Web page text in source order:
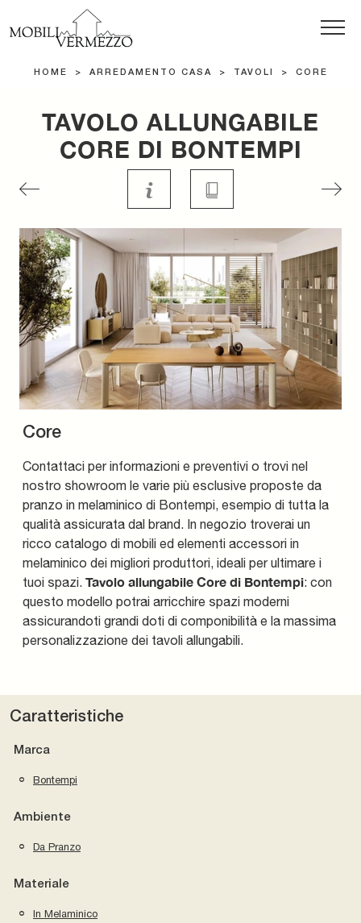
HOME > ARREDAMENTO CASA > TAVOLI > CORE
TAVOLO ALLUNGABILE
CORE DI BONTEMPI
Core
Contattaci per informazioni e preventivi o trovi nel
nostro showroom le varie più esclusive proposte da
pranzo in melaminico di Bontempi, esempio di tutta la
qualità assicurata dal brand. In negozio troverai un
ricco catalogo di mobili ed elementi accessori in
melaminico dei migliori produttori, ideali per ultimare i
tuoi spazi. Tavolo allungabile Core di Bontempi: con
questo modello potrai arricchire spazi moderni
assicurandoti grandi doti di componibilità e la massima
personalizzazione dei tavoli allungabili.
Caratteristiche
Marca
Bontempi
Ambiente
Da Pranzo
Materiale
In Melaminico